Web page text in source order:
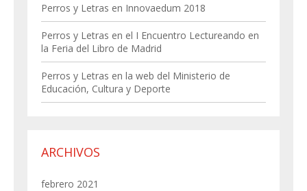
Perros y Letras en Innovaedum 2018
Perros y Letras en el I Encuentro Lectureando en
la Feria del Libro de Madrid
Perros y Letras en la web del Ministerio de
Educación, Cultura y Deporte
ARCHIVOS
febrero 2021